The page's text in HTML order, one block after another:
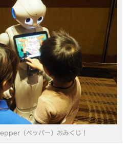
（ペッパー）おみくじ！